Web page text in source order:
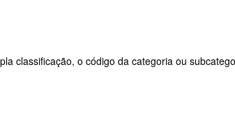
classificação, o código da categoria ou